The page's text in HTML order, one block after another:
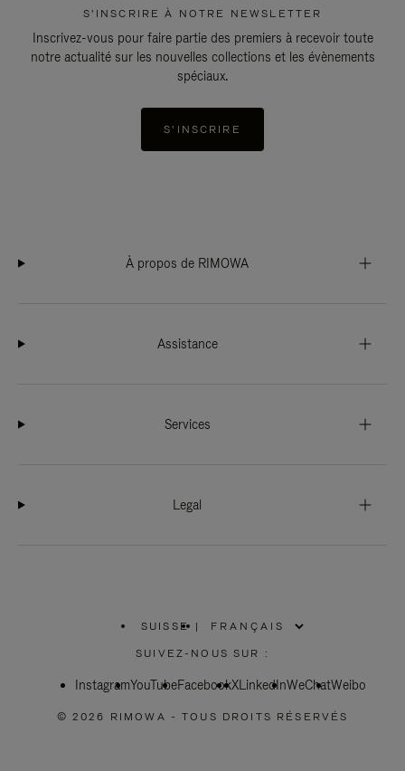
S'INSCRIRE À NOTRE NEWSLETTER
Inscrivez-vous pour faire partie des premiers à recevoir toute
notre actualité sur les nouvelles collections et les évènements
spéciaux.
S'INSCRIRE
À propos de RIMOWA
Assistance
Services
Legal
SUISSE
SÉLECTIONNEZ
VOTRE
|
SUIVEZ-NOUS SUR :
InstagramYouTubeFacebookXLinkedInWeChatWeibo
© 2026 RIMOWA - TOUS DROITS RÉSERVÉS